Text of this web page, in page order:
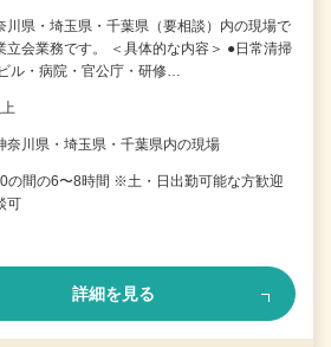
川県・埼玉県・千葉県（要相談）内の現場で
立会業務です。 ＜具体的な内容＞ ●日常清掃
ル・病院・官公庁・研修…
奈川県・埼玉県・千葉県内の現場
の間の6〜8時間 ※土・日出勤可能な方歓迎
可
詳細を見る